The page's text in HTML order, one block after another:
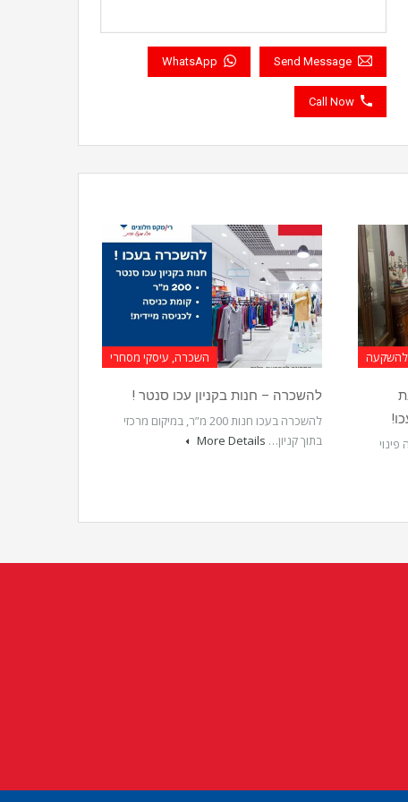
Send Message
WhatsApp
Call Now
להשקעה השכרה, עיסקי מסחרי
להשכרה – חנות בקניון עכו סנטר !
להשכרה בעכו חנות 200 מ”ר, במיקום מרכזי
בתוך קניון… More Details